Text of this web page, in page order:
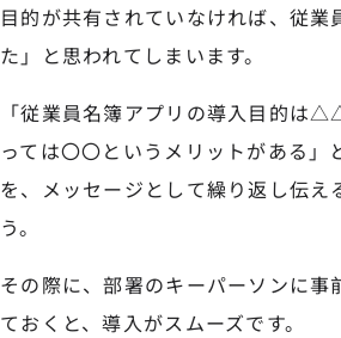
目的が共有されていなければ、従業
た」と思われてしまいます。
「従業員名簿アプリの導入目的は
っては〇〇というメリットがある」
を、メッセージとして繰り返し伝え
う。
その際に、部署のキーパーソンに事
ておくと、導入がスムーズです。